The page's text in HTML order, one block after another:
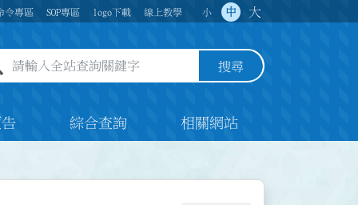
令專區 SOP專區 logo下載 線上教學 小 中 大
全站查詢關鍵字欄位 搜尋
綜合查詢 相關網站